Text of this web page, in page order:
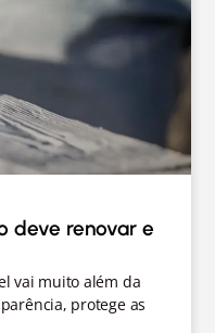
deve renovar e
vai muito além da
protege as